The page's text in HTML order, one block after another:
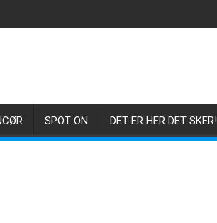
SPOT ON DET ER HER DET SKER!